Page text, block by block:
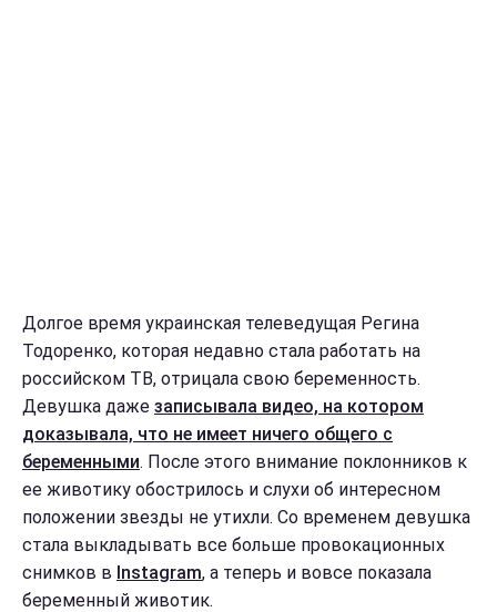
Долгое время украинская телеведущая Регина
Тодоренко, которая недавно стала работать на
российском ТВ, отрицала свою беременность.
Девушка даже записывала видео, на котором
доказывала, что не имеет ничего общего с
беременными. После этого внимание поклонников к
ее животику обострилось и слухи об интересном
положении звезды не утихли. Со временем девушка
стала выкладывать все больше провокационных
снимков в Instagram, а теперь и вовсе показала
беременный животик.